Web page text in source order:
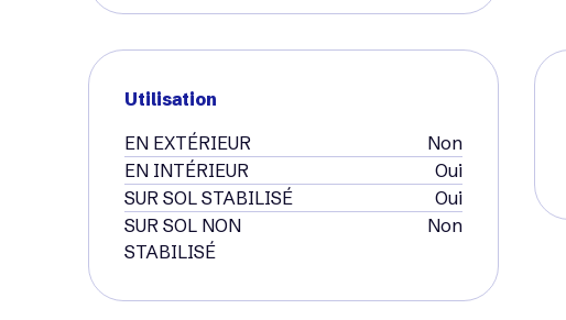
Utilisation
EN EXTÉRIEUR
Non
EN INTÉRIEUR
Oui
SUR SOL STABILISÉ
Oui
SUR SOL NON
STABILISÉ
Non